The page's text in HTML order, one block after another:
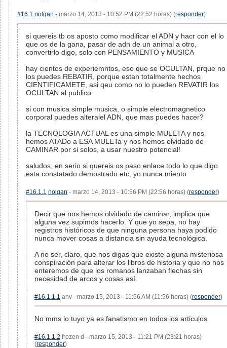
#16.1 nolgan - marzo 14, 2013 - 10:52 PM (22:52 horas) (responder)
si quereis tb os aposto como modificar el ADN y hacr con el lo
que os de la gana, pasar de adn de un animal a otro,
convertirlo digo, solo con PENSAMIENTO y MUSICA
hay cientos de experiemntos, eso que se OCULTAN, prque no
los puedes REBATIR, porque estan totalmente hechos
CIENTIFICAMETE, asi qeu como no lo pueden REVATIR los
OCULTAN al publico
si con musica simple musica, o simple electromagnetico
corporal puedes alteralel ADN, que mas puedes hacer?
la TECNOLOGIA ACTUAL es una simple MULETA y nos
hemos ATADo a ESA MULETa y nos hemos olvidado de
CAMINAR por si solos, a usar nuestro potencial!
saludos, en serio si quereis os paso enlace todo lo que digo
esta constatado demostrado etc, yo nunca miento
#16.1.1 nolgan - marzo 14, 2013 - 10:56 PM (22:56 horas) (responder)
Decir que nos hemos olvidado de caminar, implica que
alguna vez supimos hacerlo. Y que yo sepa, no hay
registros históricos de que ninguna persona haya podido
nunca mover cosas a distancia sin ayuda tecnológica.
A no ser, claro, que nos digas que existe alguna misteriosa
conspiración para alterar los libros de historia y que no nos
enteremos de que los romanos lanzaban flechas sin
necesidad de arcos y cosas así.
#16.1.1.1 anv - marzo 15, 2013 - 11:56 AM (11:56 horas) (responder)
No mms lo tuyo ya es fanatismo en todos los articulos
#16.1.1.2 frozen d - marzo 15, 2013 - 11:21 PM (23:21 horas)
(responder)